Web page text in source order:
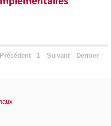
Précédent 1 Suivant Dernier